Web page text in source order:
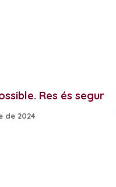
Res és segur
de 2024